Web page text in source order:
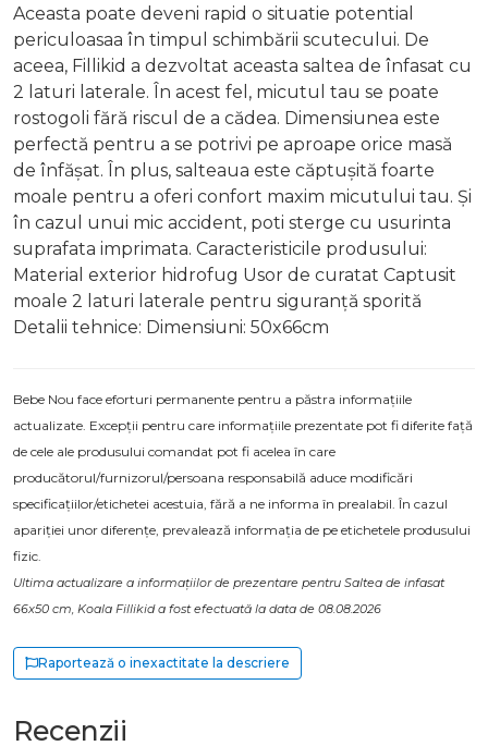
Aceasta poate deveni rapid o situatie potential
periculoasaa în timpul schimbării scutecului. De
aceea, Fillikid a dezvoltat aceasta saltea de înfasat cu
2 laturi laterale. În acest fel, micutul tau se poate
rostogoli fără riscul de a cădea. Dimensiunea este
perfectă pentru a se potrivi pe aproape orice masă
de înfășat. În plus, salteaua este căptușită foarte
moale pentru a oferi confort maxim micutului tau. Și
în cazul unui mic accident, poti sterge cu usurinta
suprafata imprimata. Caracteristicile produsului:
Material exterior hidrofug Usor de curatat Captusit
moale 2 laturi laterale pentru siguranță sporită
Detalii tehnice: Dimensiuni: 50x66cm
Bebe Nou face eforturi permanente pentru a păstra informațiile
actualizate. Excepții pentru care informațiile prezentate pot fi diferite față
de cele ale produsului comandat pot fi acelea în care
producătorul/furnizorul/persoana responsabilă aduce modificări
specificațiilor/etichetei acestuia, fără a ne informa în prealabil. În cazul
apariției unor diferențe, prevalează informația de pe etichetele produsului
fizic.
Ultima actualizare a informațiilor de prezentare pentru Saltea de infasat
66x50 cm, Koala Fillikid a fost efectuată la data de 08.08.2026
Raportează o inexactitate la descriere
Recenzii